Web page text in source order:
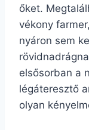
őket.
vékony
nyáron sem
elsősorban a
légáteresztő
olyan